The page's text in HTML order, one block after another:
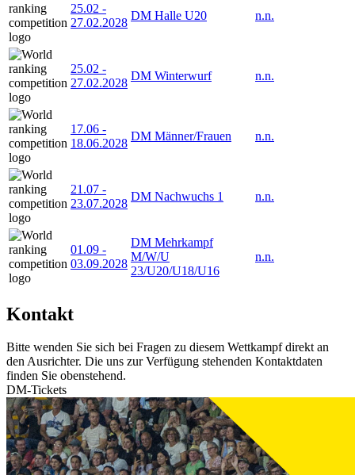
25.02 -
27.02.2028
DM Halle U20 n.n.
25.02 -
27.02.2028
DM Winterwurf n.n.
17.06 -
18.06.2028
DM Männer/Frauen n.n.
21.07 -
23.07.2028
DM Nachwuchs 1 n.n.
01.09 -
03.09.2028
DM Mehrkampf
M/W/U
23/U20/U18/U16
n.n.
Kontakt
Bitte wenden Sie sich bei Fragen zu diesem Wettkampf direkt an
den Ausrichter. Die uns zur Verfügung stehenden Kontaktdaten
finden Sie obenstehend.
DM-Tickets